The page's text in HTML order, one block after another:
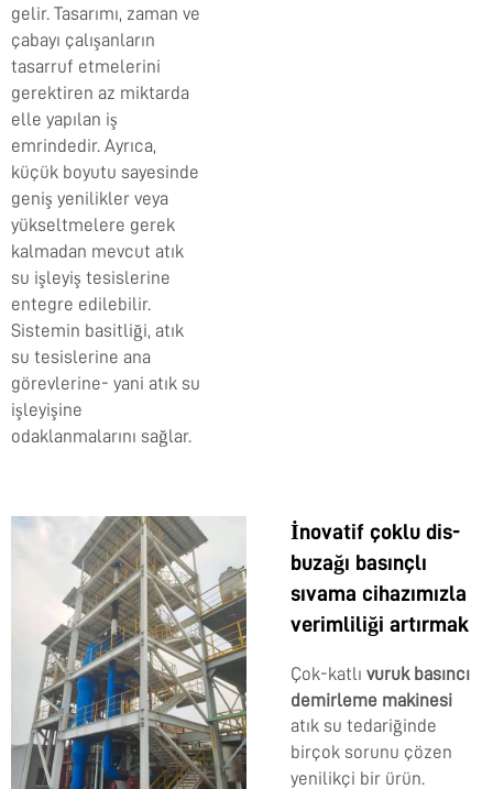
gelir. Tasarımı, zaman ve
çabayı çalışanların
tasarruf etmelerini
gerektiren az miktarda
elle yapılan iş
emrindedir. Ayrıca,
küçük boyutu sayesinde
geniş yenilikler veya
yükseltmelere gerek
kalmadan mevcut atık
su işleyiş tesislerine
entegre edilebilir.
Sistemin basitliği, atık
su tesislerine ana
görevlerine- yani atık su
işleyişine
odaklanmalarını sağlar.
İnovatif çoklu dis-
buzağı basınçlı
sıvama cihazımızla
verimliliği artırmak
Çok-katlı vuruk basıncı
demirleme makinesi
atık su tedariğinde
birçok sorunu çözen
yenilikçi bir ürün.